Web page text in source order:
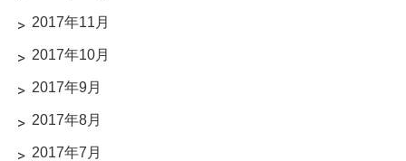
2017年11月
2017年10月
2017年9月
2017年8月
2017年7月